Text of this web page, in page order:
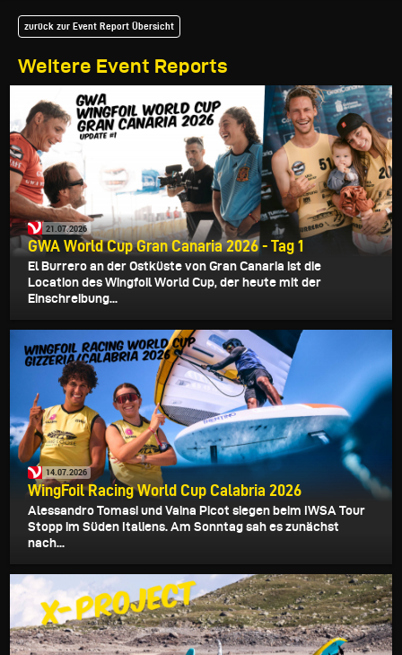
Weitere Event Reports
zurück zur Event Report Übersicht
21.07.2026
GWA World Cup Gran Canaria 2026 - Tag 1
El Burrero an der Ostküste von Gran Canaria ist die
Location des Wingfoil World Cup, der heute mit der
Einschreibung...
14.07.2026
WingFoil Racing World Cup Calabria 2026
Alessandro Tomasi und Vaina Picot siegen beim IWSA Tour
Stopp im Süden Italiens. Am Sonntag sah es zunächst
nach...